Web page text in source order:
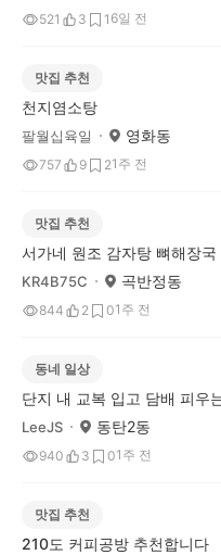
521 3 1 6일 전
맛집 추천
천지염소탕
팔월십육일 영화동
757 9 21주 전
맛집 추천
서가네 원조 감자탕 뼈해장국
KR4B75C 곡반정동
844 2 01주 전
동네 일상
LeeJS 동탄2동
940 3 01주 전
맛집 추천
210도 커피공방 추천합니다